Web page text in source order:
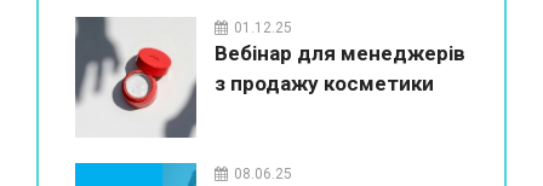
01.12.25
Вебінар для менеджерів
з продажу косметики
08.06.25